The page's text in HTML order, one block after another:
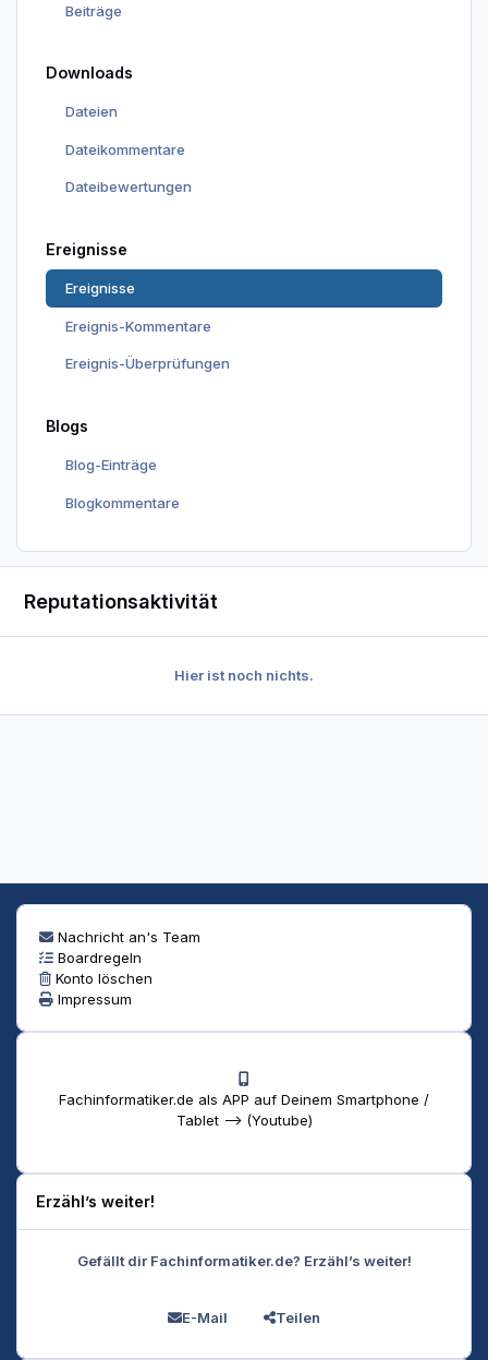
Beiträge
Downloads
Dateien
Dateikommentare
Dateibewertungen
Ereignisse
Ereignisse
Ereignis-Kommentare
Ereignis-Überprüfungen
Blogs
Blog-Einträge
Blogkommentare
Reputationsaktivität
Hier ist noch nichts.
Nachricht an's Team
Boardregeln
Konto löschen
Impressum
Fachinformatiker.de als APP auf Deinem Smartphone /
Tablet --> (Youtube)
Erzähl’s weiter!
Gefällt dir Fachinformatiker.de? Erzähl’s weiter!
E-Mail Teilen